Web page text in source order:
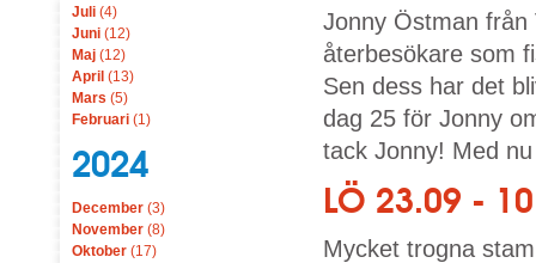
Juli (4)
Juni (12)
Maj (12)
April (13)
Mars (5)
Februari (1)
2024
December (3)
November (8)
Oktober (17)
Jonny Östman
återbesökare som
Sen dess har det
dag 25 för Jonny
tack Jonny! Med
LÖ 23.09 - 10
Mycket trogna